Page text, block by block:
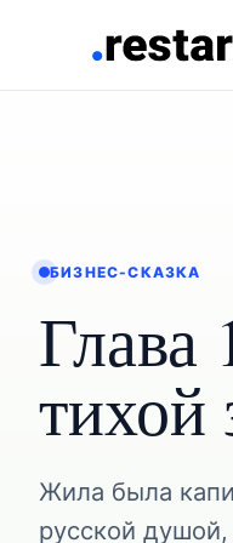
БИЗНЕС-СКАЗКА
Глава
тихой
Жила была
русской душой,